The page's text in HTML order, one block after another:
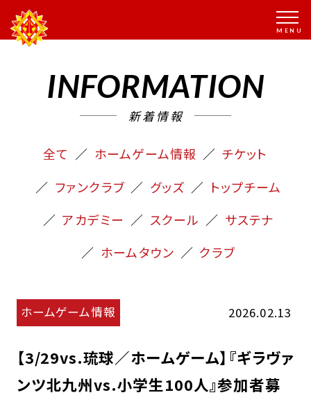
INFORMATION
新着情報
全て ホームゲーム情報
チケット
ファンクラブ
グッズ
トップチーム
アカデミー
スクール
サステナ
ホームタウン
クラブ
ホームゲーム情報 2026.02.13
【3/29vs.琉球／ホームゲーム】『ギラヴァ
ンツ北九州vs.小学生100人』参加者募